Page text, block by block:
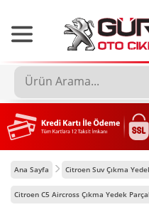
Ana Sayfa Citroen Suv Çıkma
Citroen C5 Aircross Çıkma Yedek